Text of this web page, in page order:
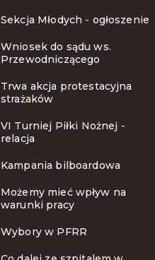
Sekcja Młodych - ogłoszenie
Wniosek do sądu ws.
Przewodniczącego
Trwa akcja protestacyjna
strażaków
VI Turniej Piłki Nożnej -
relacja
Kampania bilboardowa
Możemy mieć wpływ na
warunki pracy
Wybory w PFRR